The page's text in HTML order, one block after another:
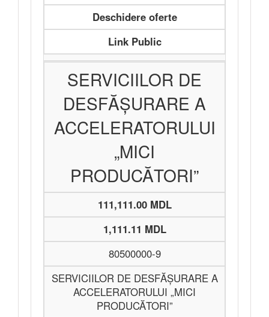
Deschidere oferte
Link Public
SERVICIILOR DE
DESFĂȘURARE A
ACCELERATORULUI
„MICI
PRODUCĂTORI”
111,111.00 MDL
1,111.11 MDL
80500000-9
SERVICIILOR DE DESFĂȘURARE A
ACCELERATORULUI „MICI
PRODUCĂTORI”